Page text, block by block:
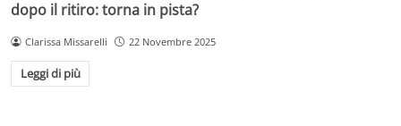
dopo il ritiro: torna in pista?
Clarissa Missarelli 22 Novembre 2025
Leggi di più